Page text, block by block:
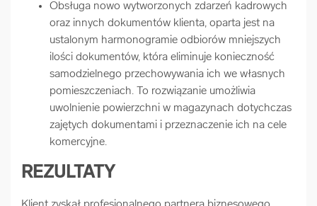
Obsługa nowo wytworzonych zdarzeń kadrowych
oraz innych dokumentów klienta, oparta jest na
ustalonym harmonogramie odbiorów mniejszych
ilości dokumentów, która eliminuje konieczność
samodzielnego przechowywania ich we własnych
pomieszczeniach. To rozwiązanie umożliwia
uwolnienie powierzchni w magazynach dotychczas
zajętych dokumentami i przeznaczenie ich na cele
komercyjne.
REZULTATY